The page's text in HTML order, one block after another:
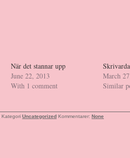
När det stannar upp
June 22, 2013
With 1 comment
March
Similar
Kategori Uncategorized Kommentarer: None